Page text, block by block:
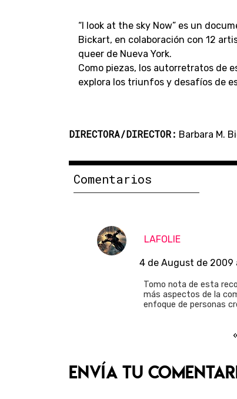
“I look at the sky Now” es un
Bickart, en colaboración con 12
queer de Nueva York.
Como piezas, los autorretratos de
explora los triunfos y desafíos de
DIRECTORA/DIRECTOR: Barbara M.
Comentarios
LAFOLIE
4 de August de 2009
Tomo nota de esta
más aspectos de la
enfoque de personas
Envía tu